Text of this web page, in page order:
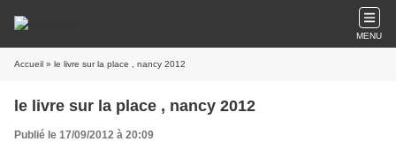
MENU
Accueil » le livre sur la place , nancy 2012
le livre sur la place , nancy 2012
Publié le 17/09/2012 à 20:09